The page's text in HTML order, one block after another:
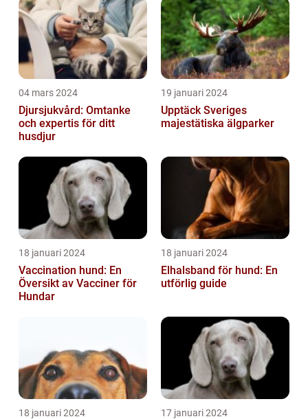
04 mars 2024
Djursjukvård: Omtanke
och expertis för ditt
husdjur
19 januari 2024
Upptäck Sveriges
majestätiska älgparker
18 januari 2024
Vaccination hund: En
Översikt av Vacciner för
Hundar
18 januari 2024
Elhalsband för hund: En
utförlig guide
18 januari 2024 17 januari 2024